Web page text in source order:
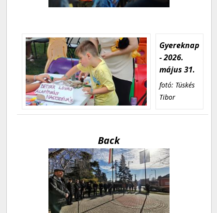
Gyereknap
- 2026.
május 31.
fotó: Tüskés
Tibor
Back